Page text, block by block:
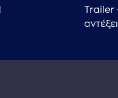
Trailer